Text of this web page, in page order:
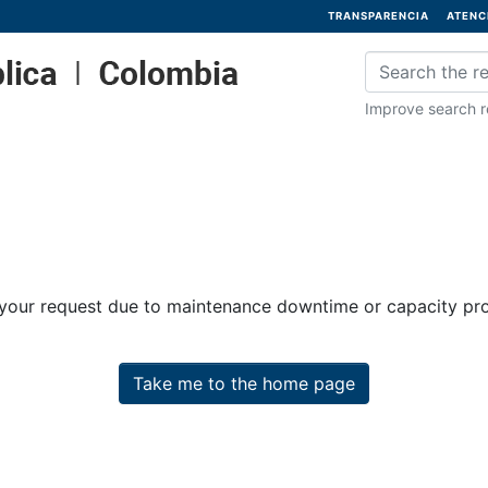
TRANSPARENCIA
Improve search
request due to maintenance downtime or capacity
Take me to the home page